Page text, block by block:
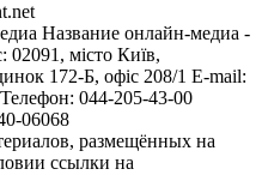
Название онлайн-медиа -
02091, місто Київ,
172-Б, офіс 208/1 E-mail:
Телефон: 044-205-43-00
06068
размещённых на
ссылки на